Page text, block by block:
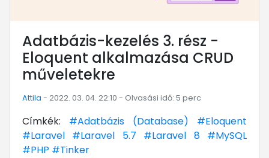
Adatbázis-kezelés 3. rész -
Eloquent alkalmazása CRUD
műveletekre
Attila - 2022. 03. 04. 22:10 - Olvasási idő: 5 perc
Címkék: #Adatbázis (Database)
#Eloquent
#Laravel #Laravel 5.7 #Laravel 8 #MySQL
#PHP #Tinker